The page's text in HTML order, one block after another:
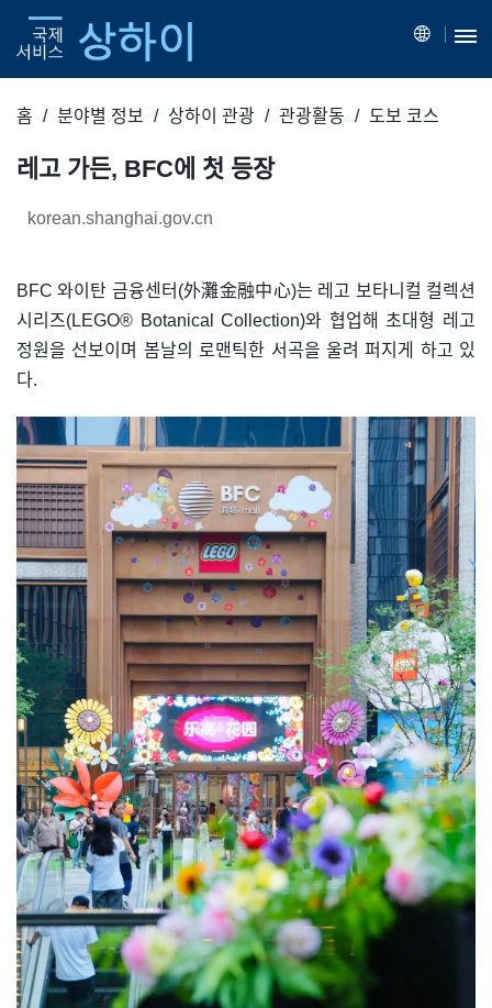
홈 분야별 정보 상하이 관광 관광활동 도보 코스
레고 가든, BFC에 첫 등장
korean.shanghai.gov.cn
BFC 와이탄 금융센터(外灘金融中心)는 레고 보타니컬 컬렉션
시리즈(LEGO® Botanical Collection)와 협업해 초대형 레고
정원을 선보이며 봄날의 로맨틱한 서곡을 울려 퍼지게 하고 있
다.